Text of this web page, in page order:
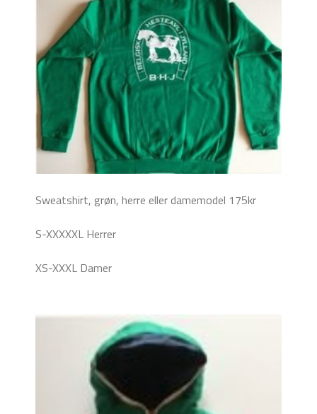
Sweatshirt, grøn, herre eller damemodel 175kr
S-XXXXXL Herrer
XS-XXXL Damer